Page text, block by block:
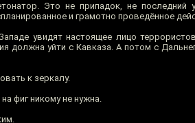
Это не припадок, не последний
и грамотно проведённое
увидят настоящее лицо
должна уйти с Кавказа. А потом с
к зеркалу.
фиг никому не нужна.